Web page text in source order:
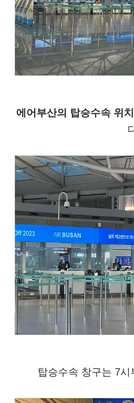
에어부산의 탑승수속 위
탑승수속 창구는 7